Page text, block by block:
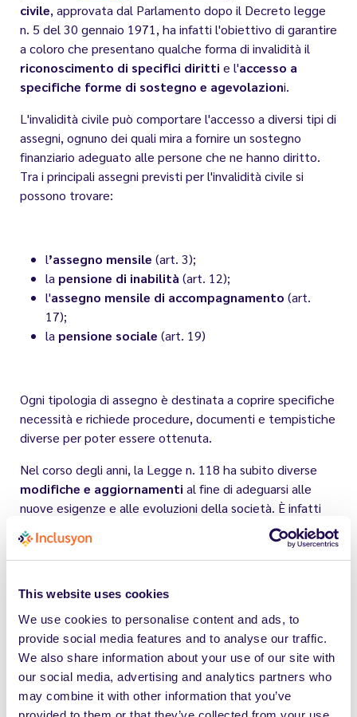
This website uses cookies
We use cookies to personalise content and ads, to
provide social media features and to analyse our traffic.
We also share information about your use of our site with
our social media, advertising and analytics partners who
may combine it with other information that you’ve
civile, approvata dal Parlamento dopo il Decreto legge
n. 5 del 30 gennaio 1971, ha infatti l'obiettivo di garantire
a coloro che presentano qualche forma di invalidità il
riconoscimento di specifici diritti e l'accesso a
specifiche forme di sostegno e agevolazioni.
L'invalidità civile può comportare l'accesso a diversi tipi di
assegni, ognuno dei quali mira a fornire un sostegno
finanziario adeguato alle persone che ne hanno diritto.
Tra i principali assegni previsti per l'invalidità civile si
possono trovare:
l’assegno mensile (art. 3);
la pensione di inabilità (art. 12);
l'assegno mensile di accompagnamento (art.
17);
la pensione sociale (art. 19)
Ogni tipologia di assegno è destinata a coprire specifiche
necessità e richiede procedure, documenti e tempistiche
diverse per poter essere ottenuta.
Nel corso degli anni, la Legge n. 118 ha subito diverse
modifiche e aggiornamenti al fine di adeguarsi alle
nuove esigenze e alle evoluzioni della società. È infatti
stata stabilita una
specifica percentuale di invalidità
per coloro che hanno più di quindici anni, al fine di poter
accedere alle liste speciali di collocamento come
Invalidità civile al 100%:
agevolazioni e diritti